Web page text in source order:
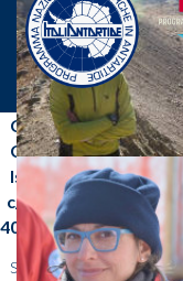
CNR-ISP
Consiglio Nazionale
Istituto di Scienze
c/o Area della
40129 Bologna (BO)
Salvo diversa indicazione, il